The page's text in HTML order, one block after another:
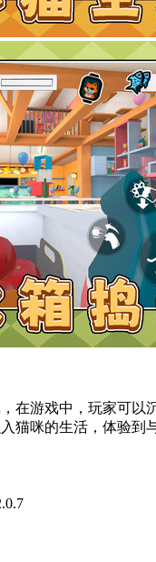
在游戏中，玩家可以
猫咪的生活，体验